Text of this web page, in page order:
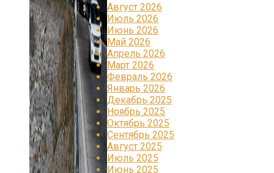
Август 2026
Июль 2026
Июнь 2026
Май 2026
Апрель 2026
Март 2026
Февраль 2026
Январь 2026
Декабрь 2025
Ноябрь 2025
Октябрь 2025
Сентябрь 2025
Август 2025
Июль 2025
Июнь 2025